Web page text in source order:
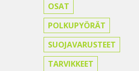
OSAT
POLKUPYÖRÄT
SUOJAVARUSTEET
TARVIKKEET